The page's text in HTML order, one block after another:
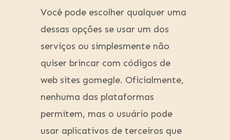
Você pode escolher qualquer uma
dessas opções se usar um dos
serviços ou simplesmente não
quiser brincar com códigos de
web sites gomegle. Oficialmente,
nenhuma das plataformas
permitem, mas o usuário pode
usar aplicativos de terceiros que